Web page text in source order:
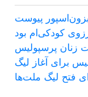
پیوست
کودکی‌ام بود
زنان پرسپولیس
برای آغاز لیگ